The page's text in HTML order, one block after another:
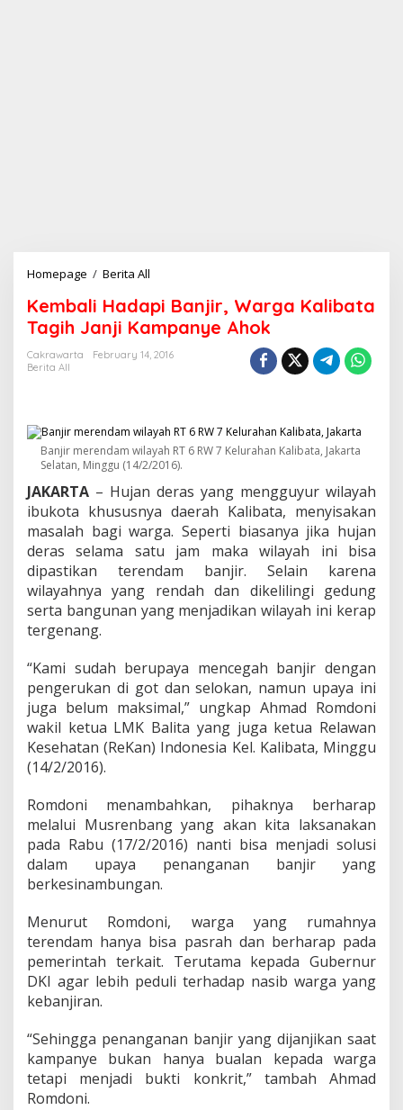
Homepage / Berita All
m
b
a
l
a
p
i
n
j
i
r
,
W
a
a
K
a
l
i
b
a
T
a
g
J
n
j
K
a
a
n
e
Kembali Hadapi Banjir, Warga Kalibata
Tagih Janji Kampanye Ahok
Cakrawarta
February 14, 2016
Berita All
Banjir merendam wilayah RT 6 RW 7 Kelurahan Kalibata, Jakarta
Selatan, Minggu (14/2/2016).
JAKARTA – Hujan deras yang mengguyur wilayah
ibukota khususnya daerah Kalibata, menyisakan
masalah bagi warga. Seperti biasanya jika hujan
deras selama satu jam maka wilayah ini bisa
dipastikan terendam banjir. Selain karena
wilayahnya yang rendah dan dikelilingi gedung
serta bangunan yang menjadikan wilayah ini kerap
tergenang.
“Kami sudah berupaya mencegah banjir dengan
pengerukan di got dan selokan, namun upaya ini
juga belum maksimal,” ungkap Ahmad Romdoni
wakil ketua LMK Balita yang juga ketua Relawan
Kesehatan (ReKan) Indonesia Kel. Kalibata, Minggu
(14/2/2016).
Romdoni menambahkan, pihaknya berharap
melalui Musrenbang yang akan kita laksanakan
pada Rabu (17/2/2016) nanti bisa menjadi solusi
dalam upaya penanganan banjir yang
berkesinambungan.
Menurut Romdoni, warga yang rumahnya
terendam hanya bisa pasrah dan berharap pada
pemerintah terkait. Terutama kepada Gubernur
DKI agar lebih peduli terhadap nasib warga yang
kebanjiran.
“Sehingga penanganan banjir yang dijanjikan saat
kampanye bukan hanya bualan kepada warga
tetapi menjadi bukti konkrit,” tambah Ahmad
Romdoni.